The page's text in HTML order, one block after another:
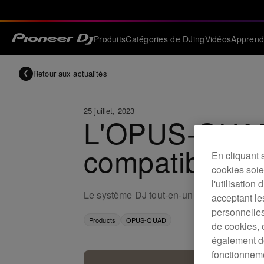
ProduitsCatégories de DJingVidéos
Retour aux actualités
25 juillet, 2023
L'OPUS-
compatible
Le système DJ tout-en-un professionnel
Products OPUS-QUAD
En cliquant
cookies
l'utilisation
acceptant
de cookies,
également